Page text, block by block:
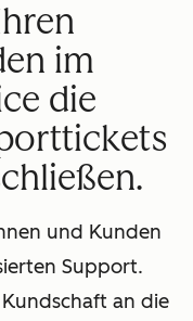
im
die
und Kunden
Support.
an die